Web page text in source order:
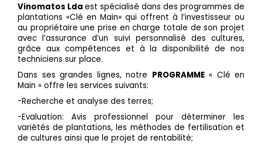
Vinomatos Lda est spécialisé dans des programmes de
plantations «Clé en Main» qui offrent à l’investisseur ou
au propriétaire une prise en charge totale de son projet
avec l’assurance d’un suivi personnalisé des cultures,
grâce aux compétences et à la disponibilité de nos
techniciens sur place.
Dans ses grandes lignes, notre PROGRAMME« Clé en
Main » offre les services suivants:
-Recherche et analyse des terres;
-Evaluation: Avis professionnel pour déterminer les
variétés de plantations, les méthodes de fertilisation et
de cultures ainsi que le projet de rentabilité;